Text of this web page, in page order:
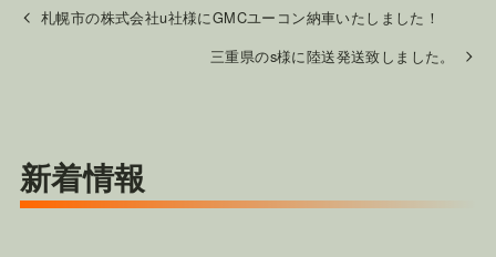
札幌市の株式会社u社様にGMCユーコン納車いたしました！
三重県のs様に陸送発送致しました。
新着情報